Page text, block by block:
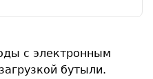
с электронным
бутыли.